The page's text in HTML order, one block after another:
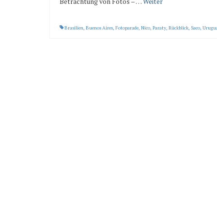
Brasilien, Buenos Aires, Fotoparade, Nico, Paraty, Rückblick, Saco,